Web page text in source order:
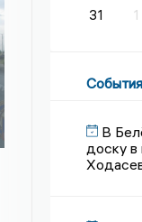
31
1
В
доску